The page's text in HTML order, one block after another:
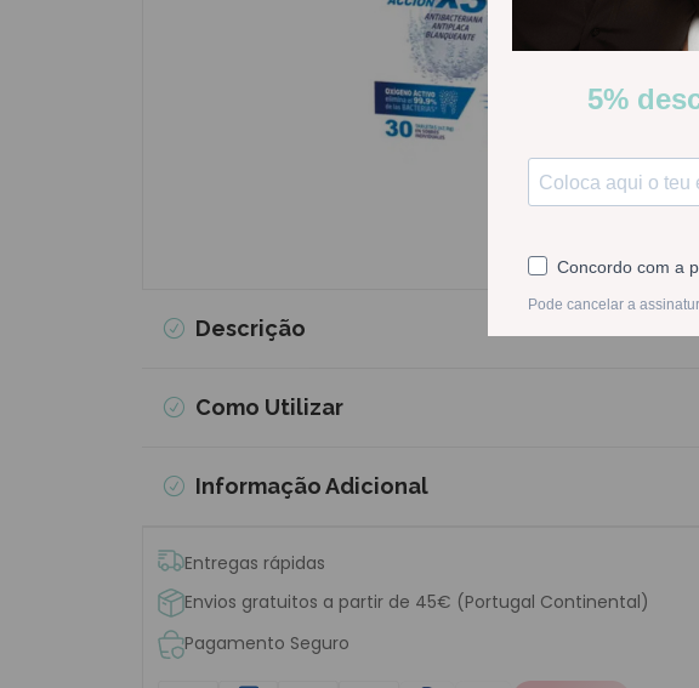
Descrição
Como Utilizar
Informação Adicional
Entregas rápidas
Envios gratuitos a partir de 45€ (Portugal Continental)
Pagamento Seguro